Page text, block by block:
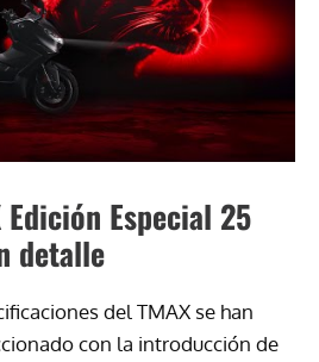
Edición Especial 25
detalle
del TMAX se han
con la introducción de